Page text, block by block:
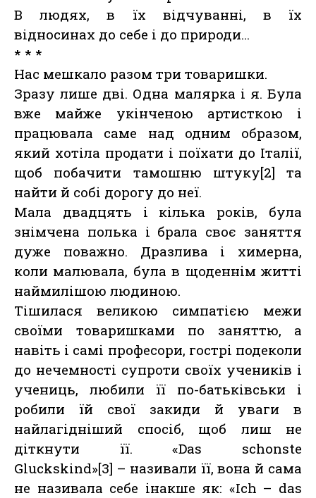
В людях, в їх відчуванні, в їх
відносинах до себе і до природи…
* * *
Нас мешкало разом три товаришки.
Зразу лише дві. Одна малярка і я. Була
вже майже укінченою артисткою і
працювала саме над одним образом,
який хотіла продати і поїхати до Італії,
щоб побачити тамошню штуку[2] та
найти й собі дорогу до неї.
Мала двадцять і кілька років, була
знімчена полька і брала своє заняття
дуже поважно. Дразлива і химерна,
коли малювала, була в щоденнім житті
наймилішою людиною.
Тішилася великою симпатією межи
своїми товаришками по заняттю, а
навіть і самі професори, гострі подеколи
до нечемності супроти своїх учеників і
учениць, любили її по-батьківськи і
робили їй свої закиди й уваги в
найлагідніший спосіб, щоб лиш не
діткнути її. «Dаs schonste
Gluckskind»[3] – називали її, вона й сама
не називала себе інакше як: «Ісh – das